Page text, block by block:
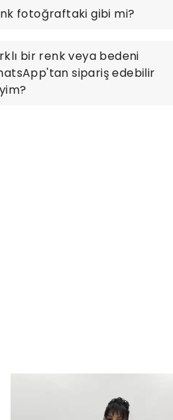
fotoğraftaki gibi mi?
bir renk veya bedeni
sipariş edebilir